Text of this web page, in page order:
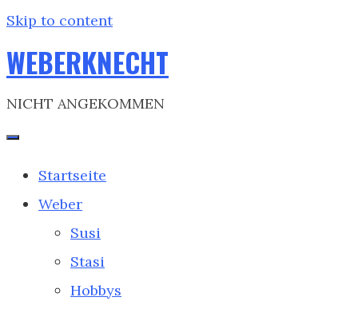
Skip to content
WEBERKNECHT
NICHT ANGEKOMMEN
Startseite
Weber
Susi
Stasi
Hobbys